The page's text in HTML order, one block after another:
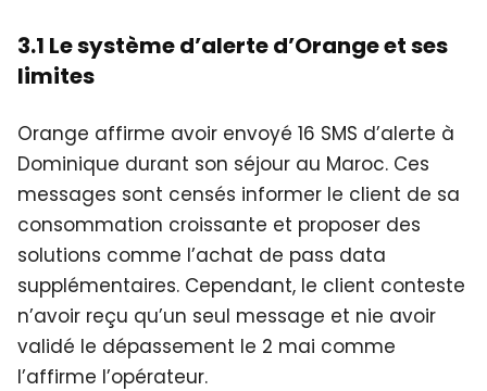
3.1 Le système d’alerte d’Orange et ses
limites
Orange affirme avoir envoyé 16 SMS d’alerte à
Dominique durant son séjour au Maroc. Ces
messages sont censés informer le client de sa
consommation croissante et proposer des
solutions comme l’achat de pass data
supplémentaires. Cependant, le client conteste
n’avoir reçu qu’un seul message et nie avoir
validé le dépassement le 2 mai comme
l’affirme l’opérateur.